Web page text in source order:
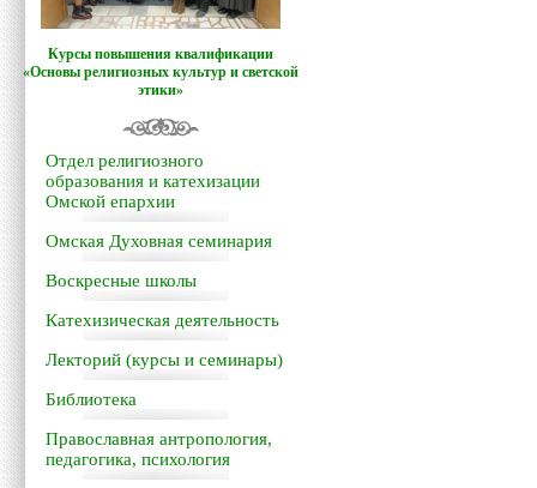
Курсы повышения квалификации
«Основы религиозных культур и светской
этики»
Отдел религиозного
образования и катехизации
Омской епархии
Омская Духовная семинария
Воскресные школы
Катехизическая деятельность
Лекторий (курсы и семинары)
Библиотека
Православная антропология,
педагогика, психология